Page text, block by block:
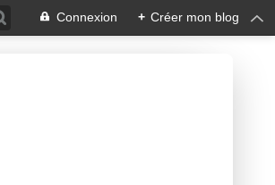
Connexion + Créer mon blog